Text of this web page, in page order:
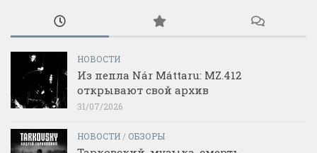
НОВОСТИ
Из пепла Nár Máttaru: MZ.412
открывают свой архив
31/07/2026
НОВОСТИ/ ОБЗОРЫ